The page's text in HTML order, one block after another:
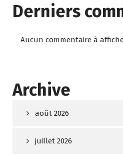
Derniers
Aucun commentaire à
Archive
août 2026
juillet 2026